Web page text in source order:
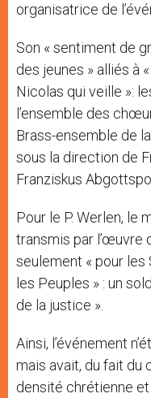
organisatrice de
Son « sentiment de
des jeunes » alliés à
Nicolas qui veille »:
l’ensemble des
Brass-ensemble de
sous la direction de
Franziskus
Pour le P. Werlen, le
transmis par l’œuvre
seulement « pour les
les Peuples » : un
de la justice ».
Ainsi, l’événement
mais avait, du fait du
densité chrétienne